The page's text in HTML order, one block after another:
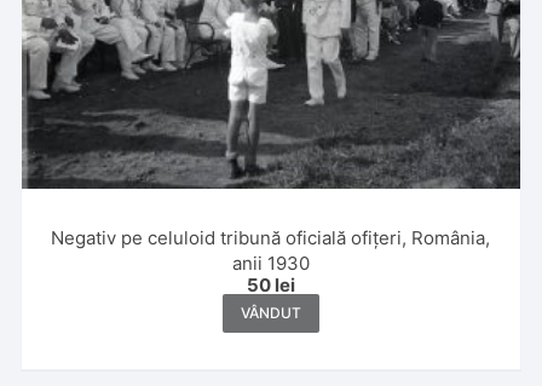
Negativ pe celuloid tribună oficială ofițeri, România,
anii 1930
50 lei
VÂNDUT